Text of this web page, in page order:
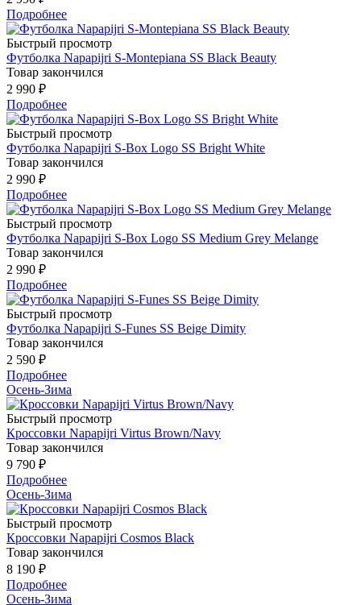
Подробнее
Быстрый просмотр
Футболка Napapijri S-Montepiana SS Black Beauty
Товар закончился
2 990 ₽
Подробнее
Быстрый просмотр
Футболка Napapijri S-Box Logo SS Bright White
Товар закончился
2 990 ₽
Подробнее
Быстрый просмотр
Футболка Napapijri S-Box Logo SS Medium Grey Melange
Товар закончился
2 990 ₽
Подробнее
Быстрый просмотр
Футболка Napapijri S-Funes SS Beige Dimity
Товар закончился
2 590 ₽
Подробнее
Осень-Зима
Быстрый просмотр
Кроссовки Napapijri Virtus Brown/Navy
Товар закончился
9 790 ₽
Подробнее
Осень-Зима
Быстрый просмотр
Кроссовки Napapijri Cosmos Black
Товар закончился
8 190 ₽
Подробнее
Осень-Зима